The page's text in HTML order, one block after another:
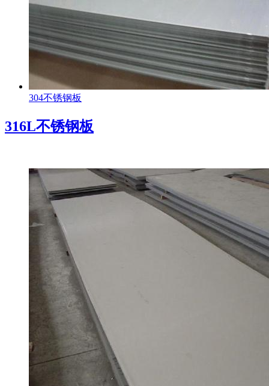
304不锈钢板
316L不锈钢板